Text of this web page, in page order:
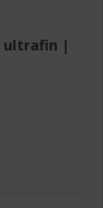
ultrafin |